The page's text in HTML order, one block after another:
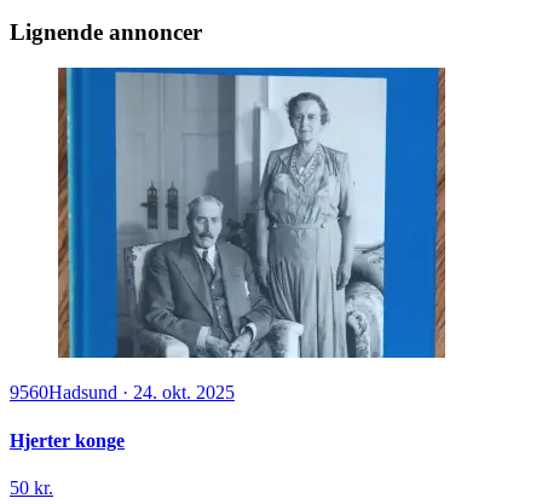
Lignende annoncer
9560Hadsund · 24. okt. 2025
Hjerter konge
50 kr.